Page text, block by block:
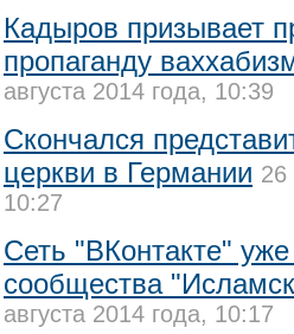
Кадыров призывает
пропаганду
августа 2014 года, 10:39
Скончался
церкви в Германии 26
10:27
Сеть "ВКонтакте"
сообщества
августа 2014 года, 10:17